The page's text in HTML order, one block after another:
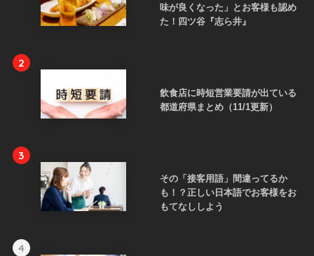
味が良くなった」とお客様も認め
た！四ツ谷『志ら井』
2
飲食店に時短営業要請が出ている
都道府県まとめ（11/1更新）
3
その「接客用語」間違ってるか
も！？正しい日本語でお客様をお
もてなししよう
4